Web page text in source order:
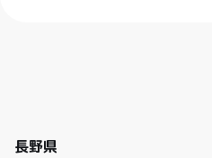
長野県